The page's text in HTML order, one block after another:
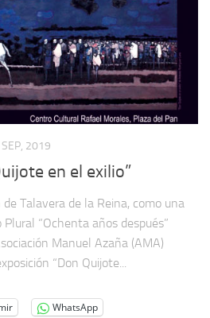
2019
en el exilio”
Talavera de la Reina, como una
“Ochenta años después”
Manuel Azaña (AMA)
“Don Quijote...
WhatsApp